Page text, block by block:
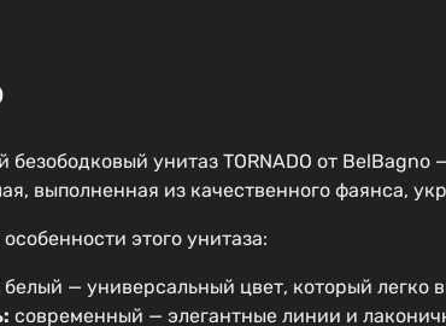
безободковый унитаз TORNADO от
выполненная из качественного фаянса,
этого унитаза:
белый — универсальный цвет, который легко
современный — элегантные линии и